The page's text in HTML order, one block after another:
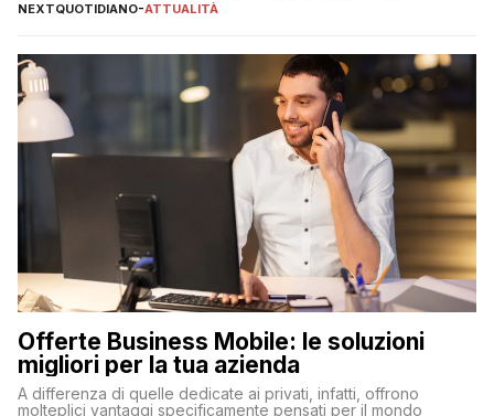
NEXTQUOTIDIANO-ATTUALITÀ
Offerte Business Mobile: le soluzioni
migliori per la tua azienda
A differenza di quelle dedicate ai privati, infatti, offrono
molteplici vantaggi specificamente pensati per il mondo